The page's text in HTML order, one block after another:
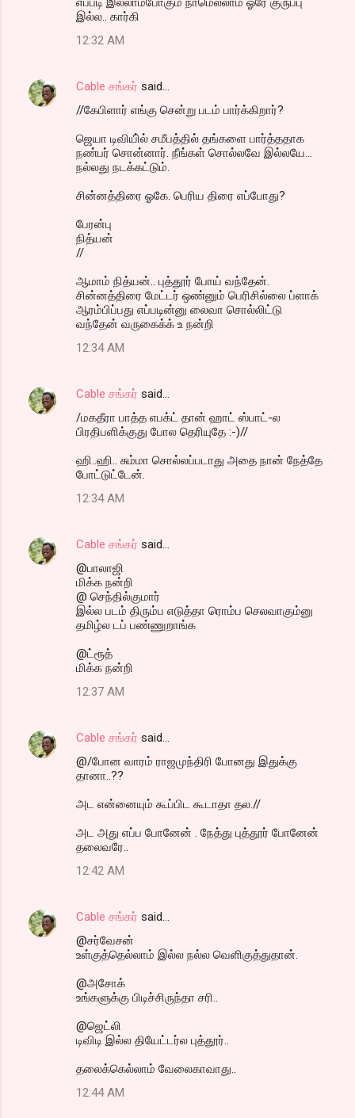
இல்ல.. கார்கி
12:32 AM
Cable சங்கர் said…
//கேபிளார் எங்கு சென்று படம் பார்க்கிறார்?
ஜெயா டிவியி்ல் சமீபத்தில் தங்களை பார்த்ததாக
நண்பர் சொன்னார். நீங்கள் சொல்லவே இல்லயே...
நல்லது நடக்கட்டும்.
சின்னத்திரை ஓகே. பெரிய திரை எப்போது?
பேரன்பு
நித்யன்
//
ஆமாம் நித்யன்.. புத்தூர் போய் வந்தேன்.
சின்னத்திரை மேட்டர் ஒண்னும் பெரிசில்லை ப்ளாக்
ஆரம்பிப்பது எப்படின்னு லைவா சொல்லிட்டு
வந்தேன் வருகைக்க் உ நன்றி
12:34 AM
Cable சங்கர் said…
/மகதீரா பாத்த எபக்ட் தான் ஹாட் ஸ்பாட்-ல
பிரதிபளிக்குது போல தெரியுதே :-)//
ஹி..ஹி.. சும்மா சொல்லப்படாது அதை நான் நேத்தே
போட்டுட்டேன்.
12:34 AM
Cable சங்கர் said…
@பாலாஜி
மிக்க நன்றி
@ செந்தில்குமார்
இல்ல படம் திரும்ப எடுத்தா ரொம்ப செலவாகும்னு
தமிழ்ல டப் பண்ணுறாங்க
@ட்ரூத்
மிக்க நன்றி
12:37 AM
Cable சங்கர் said…
@/போன வாரம் ராஜமுந்திரி போனது இதுக்கு
தானா..??
அட என்னையும் கூப்பிட கூடாதா தல.//
அட அது எப்ப போனேன் . நேத்து புத்தூர் போனேன்
தலைவரே..
12:42 AM
Cable சங்கர் said…
@சர்வேசன்
உள்குத்தெல்லாம் இல்ல நல்ல வெளிகுத்துதான்.
@அசோக்
உங்களுக்கு பிடிச்சிருந்தா சரி..
@ஜெட்லி
டிவிடி இல்ல தியேட்டர்ல புத்தூர்..
தலைக்கெல்லாம் வேலைகாவாது..
12:44 AM